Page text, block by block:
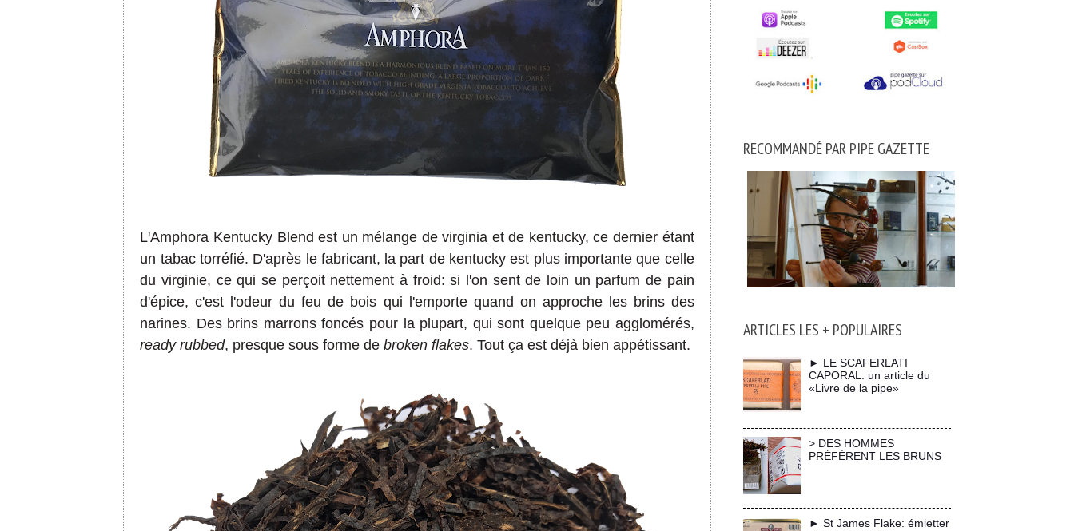
L'Amphora Kentucky Blend est un mélange de virginia et de kentucky, ce dernier étant
un tabac torréfié. D'après le fabricant, la part de kentucky est plus importante que celle
du virginie, ce qui se perçoit nettement à froid: si l'on sent de loin un parfum de pain
d'épice, c'est l'odeur du feu de bois qui l'emporte quand on approche les brins des
narines. Des brins marrons foncés pour la plupart, qui sont quelque peu agglomérés,
ready rubbed, presque sous forme debroken flakes. Tout ça est déjà bien appétissant.
RECOMMANDÉ PAR PIPE GAZETTE
ARTICLES LES + POPULAIRES
► LE SCAFERLATI
CAPORAL: un article du
«Livre de la pipe»
> DES HOMMES
PRÉFÈRENT LES BRUNS
► St James Flake: émietter